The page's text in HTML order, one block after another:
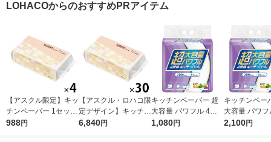
タオル 日本製紙クレ
LOHACOからのおすすめPRアイテム
【アスクル限定】キッ
チンペーパー 1セット
（200組×4）スコッテ
988円
【アスクル・ロハコ限
定デザイン】キッチン
ペーパー スコッティ
6,840円
キッチンペーパー 超
大容量 パワフル 4倍
巻 キッチンロール 1
1,080円
キッチンペー
大容量 パワ
巻 キッチンロ
2,100円